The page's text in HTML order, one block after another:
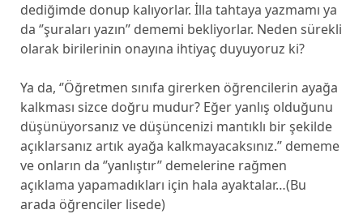
dediğimde donup kalıyorlar. İlla tahtaya yazmamı ya
da ‘’şuraları yazın’’ dememi bekliyorlar. Neden sürekli
olarak birilerinin onayına ihtiyaç duyuyoruz ki?
Ya da, ‘’Öğretmen sınıfa girerken öğrencilerin ayağa
kalkması sizce doğru mudur? Eğer yanlış olduğunu
düşünüyorsanız ve düşüncenizi mantıklı bir şekilde
açıklarsanız artık ayağa kalkmayacaksınız.’’ dememe
ve onların da ‘’yanlıştır’’ demelerine rağmen
açıklama yapamadıkları için hala ayaktalar…(Bu
arada öğrenciler lisede)